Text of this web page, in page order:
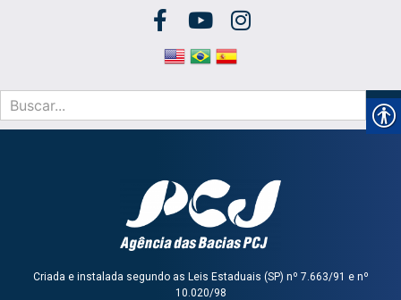
Criada e instalada segundo as Leis Estaduais (SP) nº 7.663/91 e nº
10.020/98